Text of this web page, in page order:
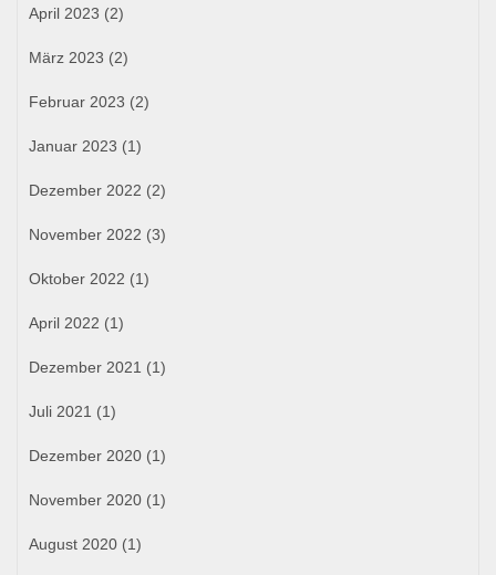
April 2023 (2)
März 2023 (2)
Februar 2023 (2)
Januar 2023 (1)
Dezember 2022 (2)
November 2022 (3)
Oktober 2022 (1)
April 2022 (1)
Dezember 2021 (1)
Juli 2021 (1)
Dezember 2020 (1)
November 2020 (1)
August 2020 (1)